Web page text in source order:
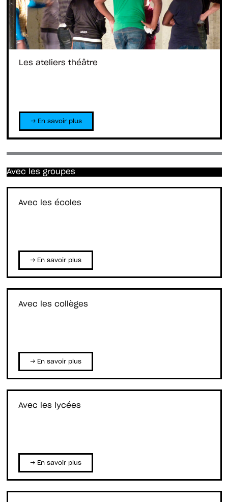
Les ateliers théâtre
→ En savoir plus
Avec les groupes
Avec les écoles
→ En savoir plus
Avec les collèges
→ En savoir plus
Avec les lycées
→ En savoir plus